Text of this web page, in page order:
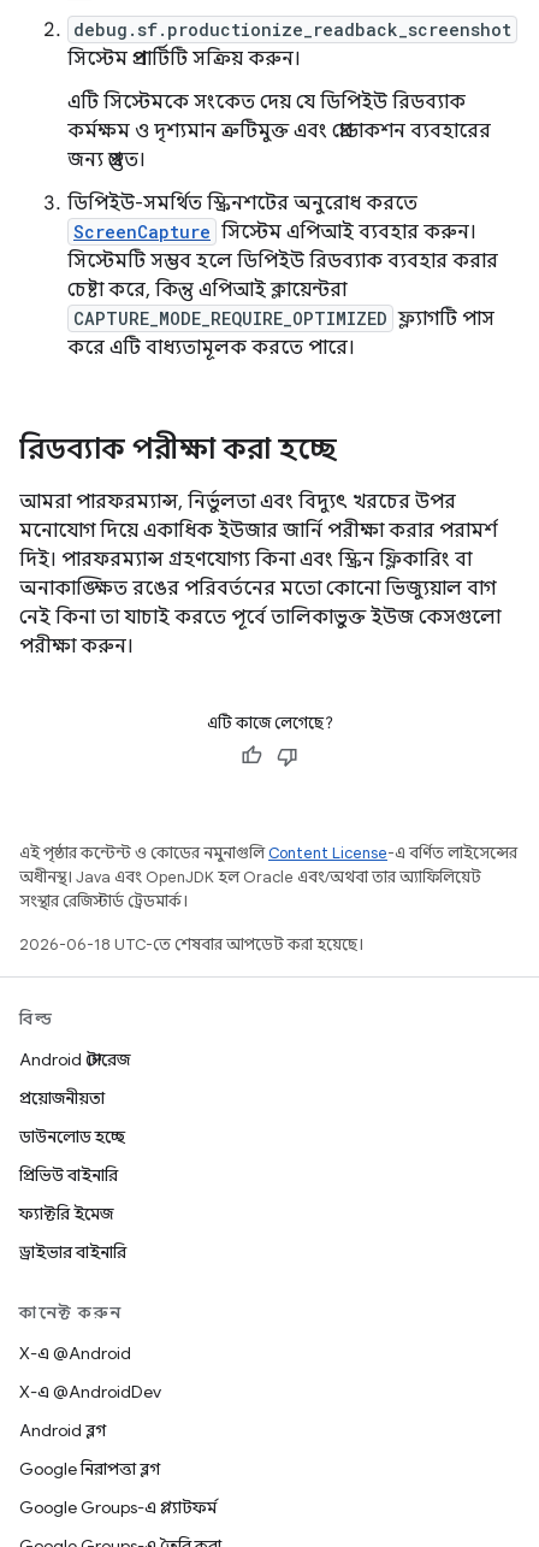
debug.sf.productionize_readback_screenshot
সিস্টেম প্রপার্টিটি সক্রিয় করুন।
এটি সিস্টেমকে সংকেত দেয় যে ডিপিইউ রিডব্যাক
কর্মক্ষম ও দৃশ্যমান ত্রুটিমুক্ত এবং প্রোডাকশন ব্যবহারের
জন্য প্রস্তুত।
ডিপিইউ-সমর্থিত স্ক্রিনশটের অনুরোধ করতে
ScreenCapture সিস্টেম এপিআই ব্যবহার করুন।
সিস্টেমটি সম্ভব হলে ডিপিইউ রিডব্যাক ব্যবহার করার
চেষ্টা করে, কিন্তু এপিআই ক্লায়েন্টরা
CAPTURE_MODE_REQUIRE_OPTIMIZED ফ্ল্যাগটি পাস
করে এটি বাধ্যতামূলক করতে পারে।
রিডব্যাক পরীক্ষা করা হচ্ছে
আমরা পারফরম্যান্স, নির্ভুলতা এবং বিদ্যুৎ খরচের উপর
মনোযোগ দিয়ে একাধিক ইউজার জার্নি পরীক্ষা করার পরামর্শ
দিই। পারফরম্যান্স গ্রহণযোগ্য কিনা এবং স্ক্রিন ফ্লিকারিং বা
অনাকাঙ্ক্ষিত রঙের পরিবর্তনের মতো কোনো ভিজ্যুয়াল বাগ
নেই কিনা তা যাচাই করতে পূর্বে তালিকাভুক্ত ইউজ কেসগুলো
পরীক্ষা করুন।
এটি কাজে লেগেছে?
এই পৃষ্ঠার কন্টেন্ট ও কোডের নমুনাগুলিContent License-এ বর্ণিত লাইসেন্সের
অধীনস্থ। Java এবং OpenJDK হল Oracle এবং/অথবা তার অ্যাফিলিয়েট
সংস্থার রেজিস্টার্ড ট্রেডমার্ক।
2026-06-18 UTC-তে শেষবার আপডেট করা হয়েছে।
বিল্ড
Android স্টোরেজ
প্রয়োজনীয়তা
ডাউনলোড হচ্ছে
প্রিভিউ বাইনারি
ফ্যাক্টরি ইমেজ
ড্রাইভার বাইনারি
কানেক্ট করুন
X-এ @Android
X-এ @AndroidDev
Android ব্লগ
Google নিরাপত্তা ব্লগ
Google Groups-এ প্ল্যাটফর্ম